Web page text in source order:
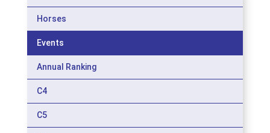
Horses
Events
Annual Ranking
C4
C5